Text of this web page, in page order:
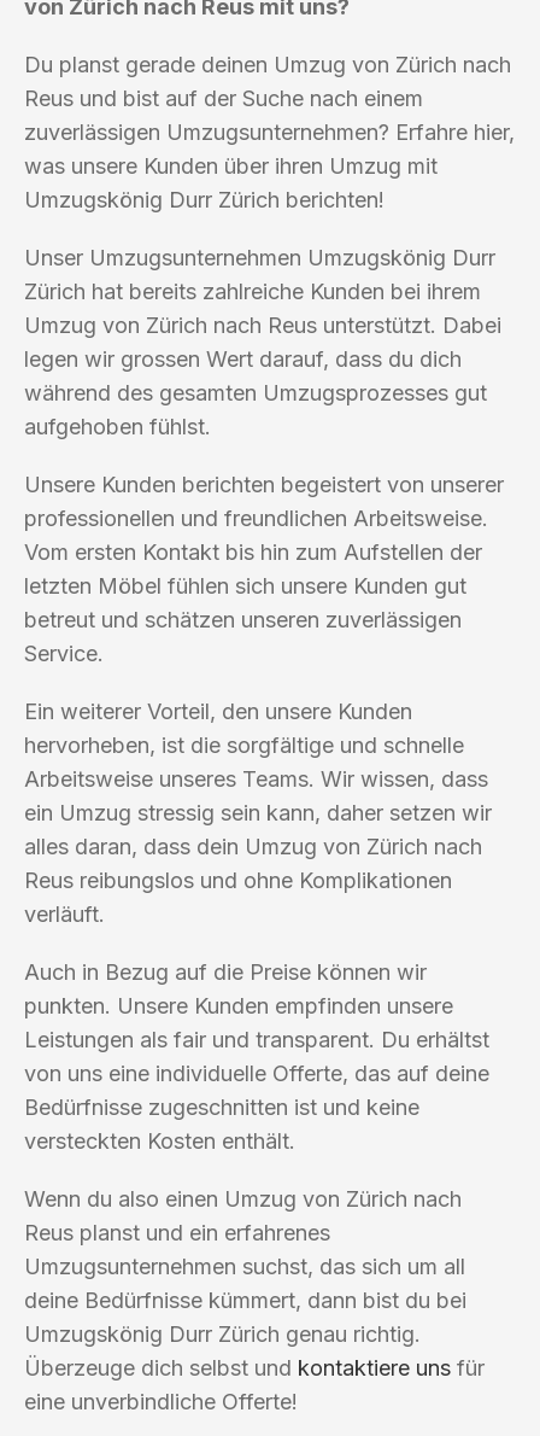
von Zürich nach Reus mit uns?
Du planst gerade deinen Umzug von Zürich nach
Reus und bist auf der Suche nach einem
zuverlässigen Umzugsunternehmen? Erfahre hier,
was unsere Kunden über ihren Umzug mit
Umzugskönig Durr Zürich berichten!
Unser Umzugsunternehmen Umzugskönig Durr
Zürich hat bereits zahlreiche Kunden bei ihrem
Umzug von Zürich nach Reus unterstützt. Dabei
legen wir grossen Wert darauf, dass du dich
während des gesamten Umzugsprozesses gut
aufgehoben fühlst.
Unsere Kunden berichten begeistert von unserer
professionellen und freundlichen Arbeitsweise.
Vom ersten Kontakt bis hin zum Aufstellen der
letzten Möbel fühlen sich unsere Kunden gut
betreut und schätzen unseren zuverlässigen
Service.
Ein weiterer Vorteil, den unsere Kunden
hervorheben, ist die sorgfältige und schnelle
Arbeitsweise unseres Teams. Wir wissen, dass
ein Umzug stressig sein kann, daher setzen wir
alles daran, dass dein Umzug von Zürich nach
Reus reibungslos und ohne Komplikationen
verläuft.
Auch in Bezug auf die Preise können wir
punkten. Unsere Kunden empfinden unsere
Leistungen als fair und transparent. Du erhältst
von uns eine individuelle Offerte, das auf deine
Bedürfnisse zugeschnitten ist und keine
versteckten Kosten enthält.
Wenn du also einen Umzug von Zürich nach
Reus planst und ein erfahrenes
Umzugsunternehmen suchst, das sich um all
deine Bedürfnisse kümmert, dann bist du bei
Umzugskönig Durr Zürich genau richtig.
Überzeuge dich selbst und kontaktiere uns für
eine unverbindliche Offerte!